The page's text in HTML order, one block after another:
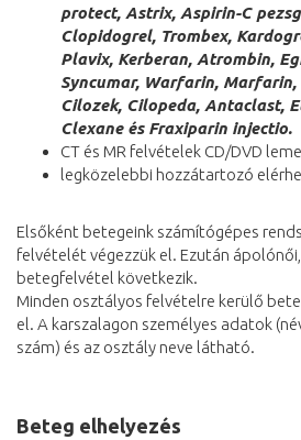
protect, Astrix, Aspirin-C
Clopidogrel, Trombex,
Plavix, Kerberan, Atrombin,
Syncumar, Warfarin,
Cilozek, Cilopeda, Antaclast,
Clexane és Fraxiparin injectio.
CT és MR felvételek CD/DVD
legközelebbi hozzátartozó
Elsőként betegeink számítógépes
felvételét végezzük el. Ezután
betegfelvétel következik.
Minden osztályos felvételre kerülő
el. A karszalagon személyes adatok
szám) és az osztály neve látható.
Beteg elhelyezés